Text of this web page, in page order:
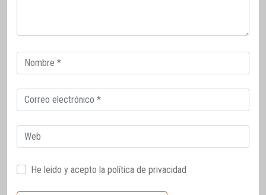
Correo
electrónico
Correo
electrónico
Web
He leido y acepto la política de privacidad